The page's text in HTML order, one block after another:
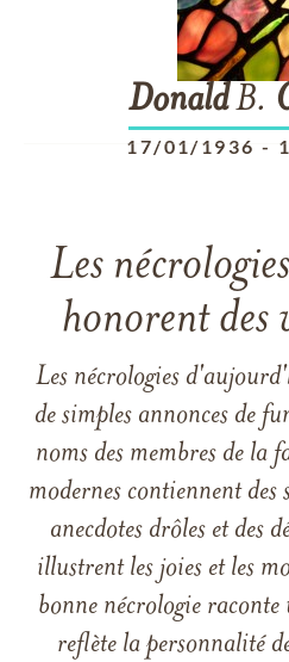
DonaldB.
17/01/1936 -
Les
honorent des
Les nécrologies
de simples annonces de
noms des membres de la
modernes contiennent des
anecdotes drôles et des
illustrent les joies et les
bonne nécrologie
reflète la personnalité